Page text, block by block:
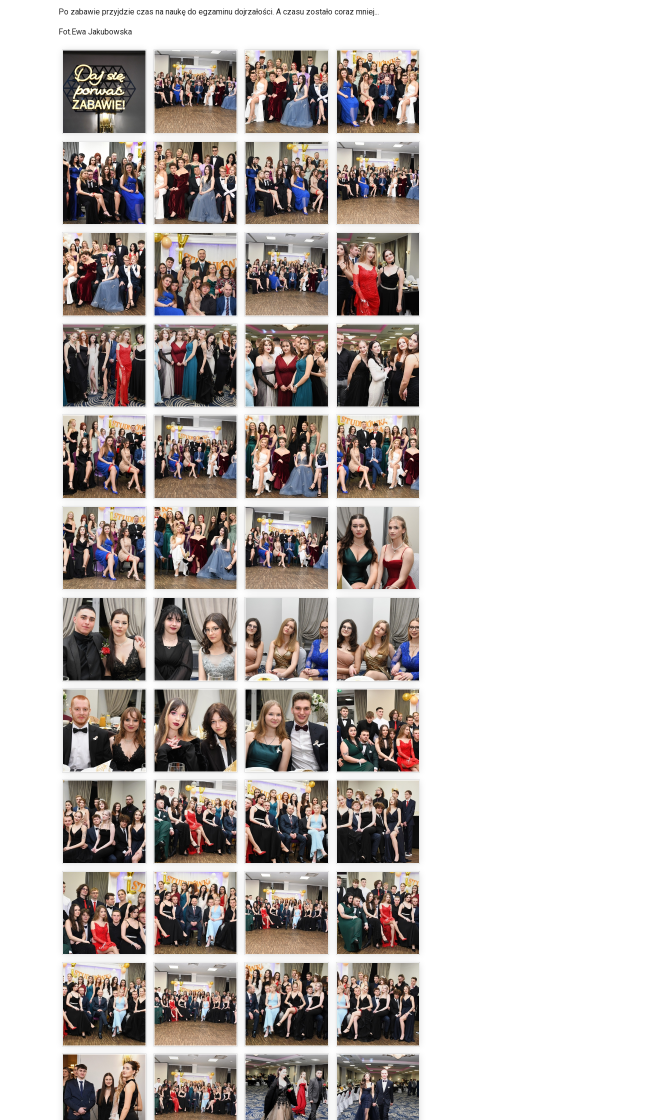
Po zabawie przyjdzie czas na naukę do egzaminu dojrzałości. A czasu zostało coraz mniej...
Fot.Ewa Jakubowska